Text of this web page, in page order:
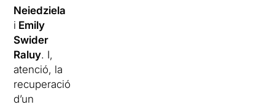
Neiedziela
i Emily
Swider
Raluy. I,
atenció, la
recuperació
d’un